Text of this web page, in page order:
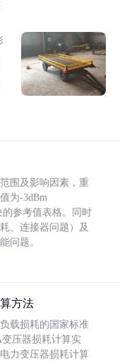
围及影响因素，重
为-3dBm
的参考值表格。同时
、连接器问题）及
问题。
方法
载损耗的国家标准
变压器损耗计算实
力变压器损耗计算